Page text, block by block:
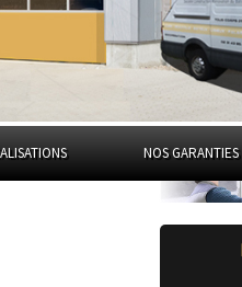
NOS GARANTIES